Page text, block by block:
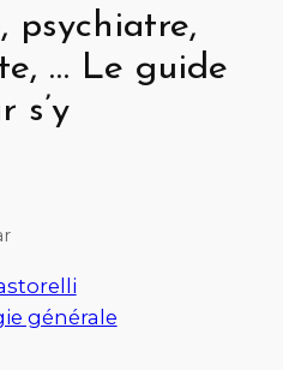
psychiatre,
… Le guide
s’y
générale